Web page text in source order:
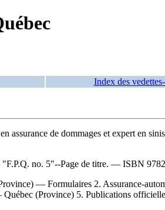
Index des
assurance de dommages et expert en
no. 5"--Page de titre. — ISBN
— Formulaires 2. Assurance-
(Province) 5. Publications